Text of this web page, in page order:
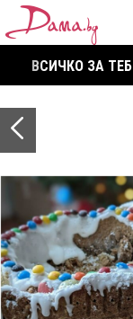
ВСИЧКО ЗА ТЕБ